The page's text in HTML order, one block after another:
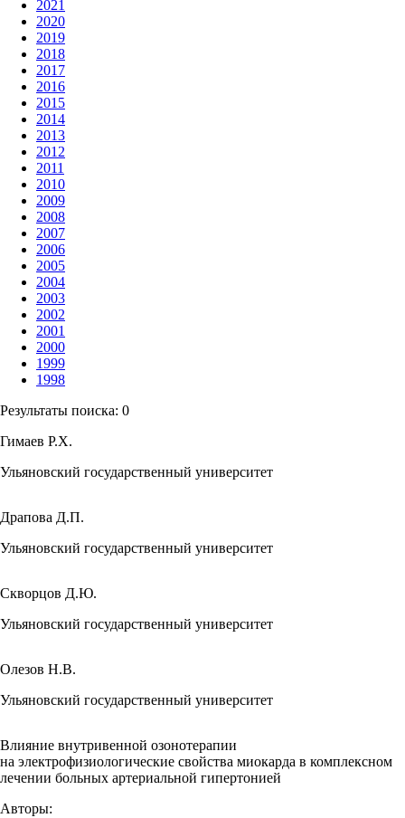
2021
2020
2019
2018
2017
2016
2015
2014
2013
2012
2011
2010
2009
2008
2007
2006
2005
2004
2003
2002
2001
2000
1999
1998
Результаты поиска: 0
Гимаев Р.Х.
Ульяновский государственный университет
Драпова Д.П.
Ульяновский государственный университет
Скворцов Д.Ю.
Ульяновский государственный университет
Олезов Н.В.
Ульяновский государственный университет
Влияние внутривенной озонотерапии
на электрофизиологические свойства миокарда в комплексном
лечении больных артериальной гипертонией
Авторы: